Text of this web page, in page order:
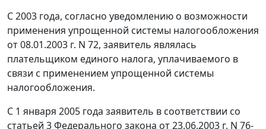
С 2003 года, согласно уведомлению о возможности
применения упрощенной системы налогообложения
от 08.01.2003 г. N 72, заявитель являлась
плательщиком единого налога, уплачиваемого в
связи с применением упрощенной системы
налогообложения.
С 1 января 2005 года заявитель в соответствии со
статьей 3Федерального закона от 23.06.2003 г. N 76-